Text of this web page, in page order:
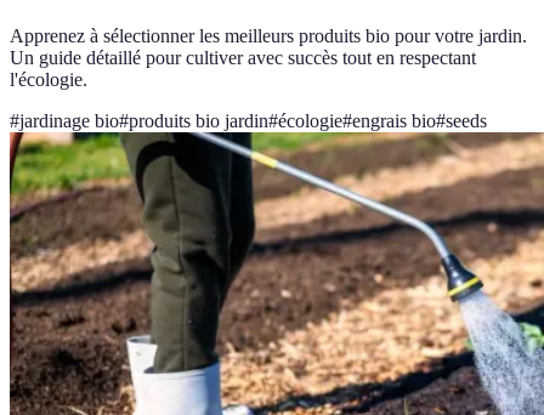
Apprenez à sélectionner les meilleurs produits bio pour votre jardin.
Un guide détaillé pour cultiver avec succès tout en respectant
l'écologie.
#jardinage bio#produits bio jardin#écologie#engrais bio#seeds